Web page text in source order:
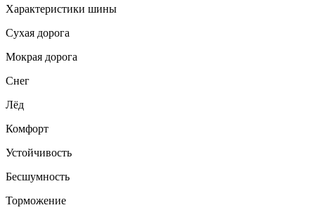
Характеристики шины
Сухая дорога
Мокрая дорога
Снег
Лёд
Комфорт
Устойчивость
Бесшумность
Торможение